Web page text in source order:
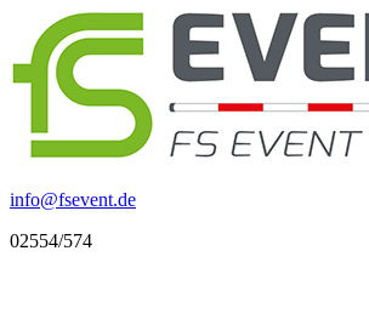
info@fsevent.de
02554/574